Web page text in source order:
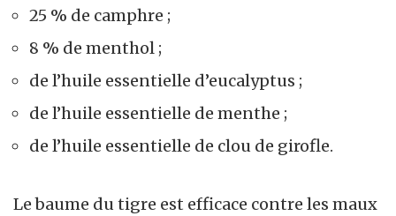
25 % de camphre ;
8 % de menthol ;
de l’huile essentielle d’eucalyptus ;
de l’huile essentielle de menthe ;
de l’huile essentielle de clou de girofle.
Lebaume du tigre est efficace contre les maux